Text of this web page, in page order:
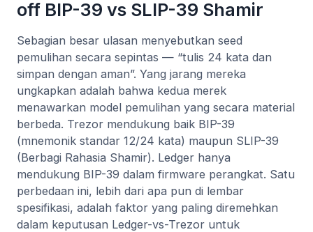
off BIP-39 vs SLIP-39 Shamir
Sebagian besar ulasan menyebutkan seed
pemulihan secara sepintas — “tulis 24 kata dan
simpan dengan aman”. Yang jarang mereka
ungkapkan adalah bahwa kedua merek
menawarkan model pemulihan yang secara material
berbeda. Trezor mendukung baik BIP-39
(mnemonik standar 12/24 kata) maupun SLIP-39
(Berbagi Rahasia Shamir). Ledger hanya
mendukung BIP-39 dalam firmware perangkat. Satu
perbedaan ini, lebih dari apa pun di lembar
spesifikasi, adalah faktor yang paling diremehkan
dalam keputusan Ledger-vs-Trezor untuk